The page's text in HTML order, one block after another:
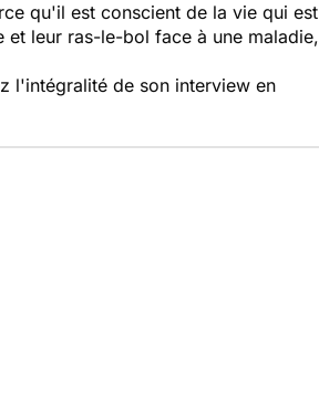
qu'il est conscient de la vie qui est
et leur ras-le-bol face à une maladie,
l'intégralité de son interview en